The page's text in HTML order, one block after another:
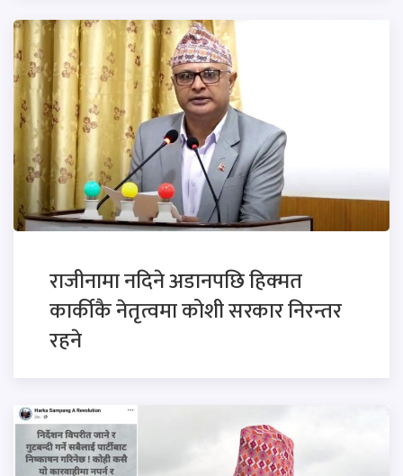
राजीनामा नदिने अडानपछि हिक्मत
कार्कीकै नेतृत्वमा कोशी सरकार निरन्तर
रहने